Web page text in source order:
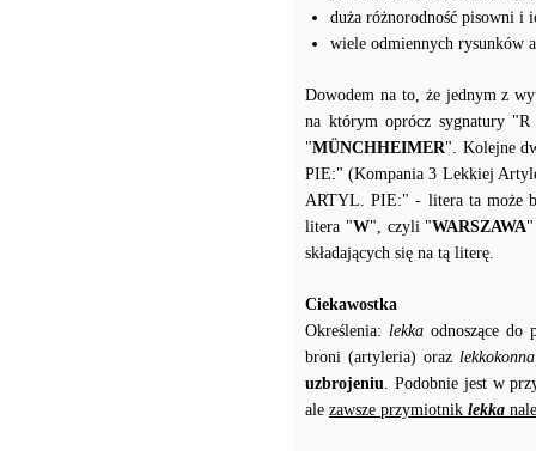
duża różnorodność pisowni i
wiele odmiennych rysunków
Dowodem na to, że jednym z
na którym oprócz sygnatury
"MÜNCHHEIMER". Kolejne
PIE:" (Kompania 3 Lekkiej
ARTYL. PIE:" - litera ta może
litera "W", czyli "WARSZAWA"
składających się na tą literę.
Ciekawostka
Określenia: lekkaodnoszące do
broni (artyleria) oraz
uzbrojeniu. Podobnie jest w
ale zawsze przymiotnik lekka